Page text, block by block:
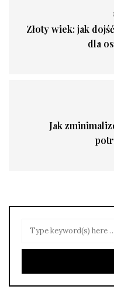
Złoty wiek: jak
dla
Jak